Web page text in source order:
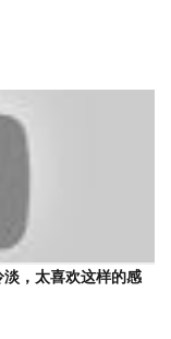
淡，太喜欢这样的感